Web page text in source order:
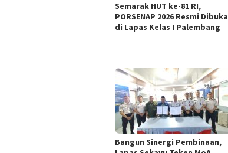
Semarak HUT ke-81 RI,
PORSENAP 2026 Resmi Dibuka
di Lapas Kelas I Palembang
Bangun Sinergi Pembinaan,